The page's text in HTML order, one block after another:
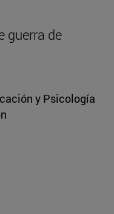
guerra de
y Psicología